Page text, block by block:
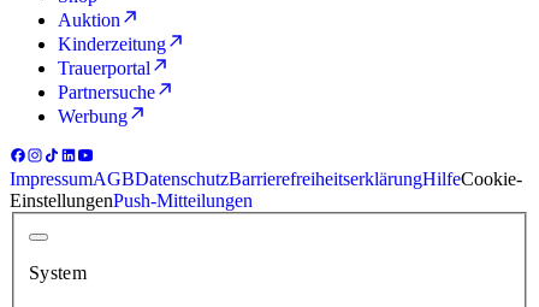
Auktion
Kinderzeitung
Trauerportal
Partnersuche
Werbung
ImpressumAGBDatenschutzBarrierefreiheitserklärungHilfeCookie-
EinstellungenPush-Mitteilungen
System